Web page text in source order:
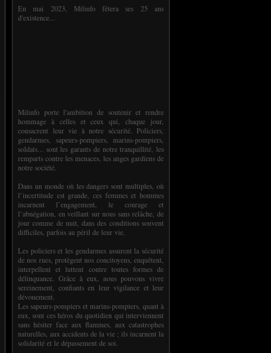
En mai 2023, Milinfo fêtera ses 25 ans
d'existence...
Milinfo porte l'ambition de soutenir et rendre
hommage à celles et ceux qui, chaque jour,
consacrent leur vie à notre sécurité. Policiers,
gendarmes, sapeurs-pompiers, marins-pompiers,
soldats... sont les garants de notre tranquillité, les
remparts contre les menaces, les anges gardiens de
notre société.
Dans un monde où les dangers sont multiples, où
l’incertitude est grande, ces femmes et hommes
incarnent l’engagement, le courage et
l’abnégation, en veillant sur nous sans relâche, de
jour comme de nuit, dans des conditions souvent
difficiles, parfois au péril de leur vie.
Les policiers et les gendarmes assurent la sécurité
de nos rues, protègent nos concitoyens, enquêtent,
interpellent et luttent contre toutes formes de
délinquance. Grâce à eux, nous pouvons vivre
sereinement, confiants en leur vigilance et leur
dévouement.
Les sapeurs-pompiers et marins-pompiers, quant à
eux, sont ces héros du quotidien qui interviennent
sans hésiter face aux flammes, aux catastrophes
naturelles, aux accidents de la vie ; ils incarnent la
solidarité et le dépassement de soi.